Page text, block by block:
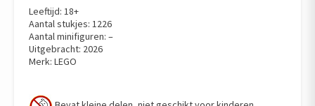
Leeftijd: 18+
Aantal stukjes: 1226
Aantal minifiguren: –
Uitgebracht: 2026
Merk: LEGO